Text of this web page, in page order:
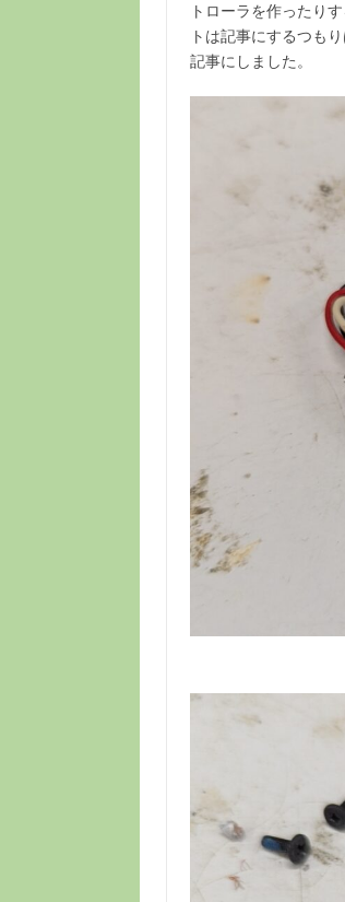
トローラを作ったり
トは記事にするつも
記事にしました。